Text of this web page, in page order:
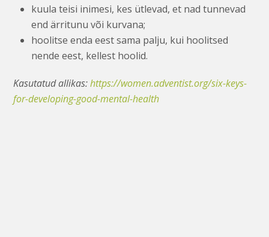
kuula teisi inimesi, kes ütlevad, et nad tunnevad
end ärritunu või kurvana;
hoolitse enda eest sama palju, kui hoolitsed
nende eest, kellest hoolid.
Kasutatud allikas:https://women.adventist.org/six-keys-
for-developing-good-mental-health